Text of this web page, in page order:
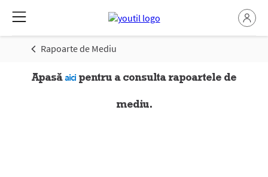
Rapoarte de Mediu
Apasăaicipentru a consulta rapoartele de
mediu.